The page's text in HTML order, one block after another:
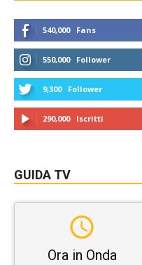
540,000 Fans
550,000 Follower
9,300 Follower
290,000 Iscritti
GUIDA TV
Ora in Onda